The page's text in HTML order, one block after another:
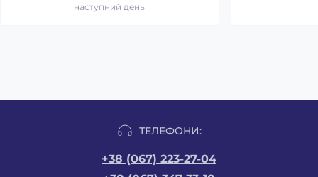
наступний день
ТЕЛЕФОНИ:
+38 (067) 223-27-04